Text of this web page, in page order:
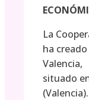
La
ha
Valencia,
situado